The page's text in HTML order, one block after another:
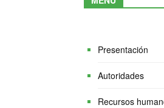
Presentación
Autoridades
Recursos